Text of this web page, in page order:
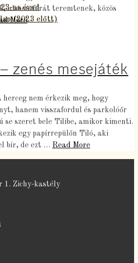
as évad
(2023 előtt)
atmoszférát teremtenek, közös
More
zenés mesejáték
nem érkezik meg, hogy
hanem visszafordul és parkolóőr
se szeret bele Tilibe, amikor kimenti.
egy papírrepülőn Tiló, aki
bír, de ezt … Read More
1. Zichy-kastély